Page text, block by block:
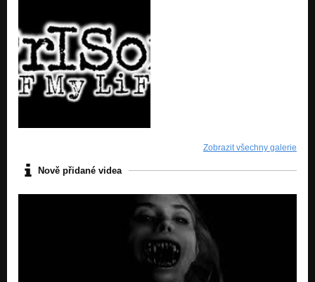
Zobrazit všechny galerie
Nově přidané videa